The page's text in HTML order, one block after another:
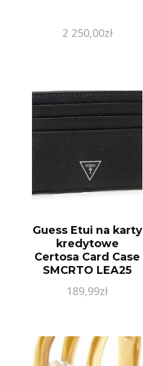
2 250,00zł
Guess Etui na karty
kredytowe
Certosa Card Case
SMCRTO LEA25
Czarny
189,99zł